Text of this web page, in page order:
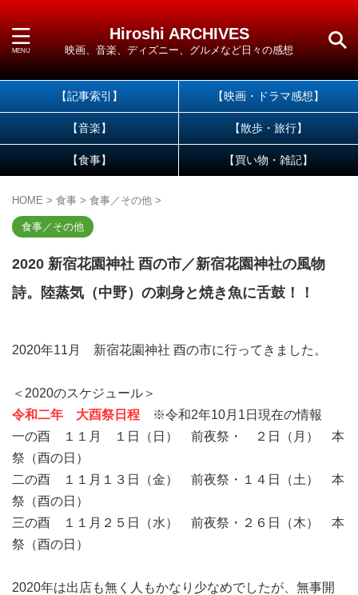
Hiroshi ARCHIVES
映画、音楽、ディズニー、グルメなど日々の感想
【記事索引】 【映画・ドラマ感想】
【音楽】 【散歩・旅行】
【食事】 【買い物・雑記】
HOME > 食事 > 食事／その他 >
食事／その他
2020 新宿花園神社 酉の市／新宿花園神社の風物
詩。陸蒸気（中野）の刺身と焼き魚に舌鼓！！
2020年11月 新宿花園神社 酉の市に行ってきました。
＜2020のスケジュール＞
令和二年 大酉祭日程 ※令和2年10月1日現在の情報
一の酉 １１月 １日（日） 前夜祭・ ２日（月） 本
祭（酉の日）
二の酉 １１月１３日（金） 前夜祭・１４日（土） 本
祭（酉の日）
三の酉 １１月２５日（水） 前夜祭・２６日（木） 本
祭（酉の日）
2020年は出店も無く人もかなり少なめでしたが、無事開